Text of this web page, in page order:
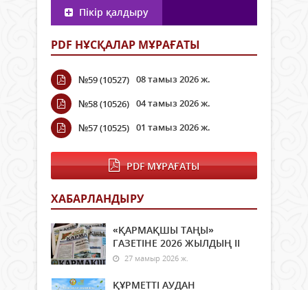
Пікір қалдыру
PDF НҰСҚАЛАР МҰРАҒАТЫ
№59 (10527) 08 тамыз 2026 ж.
№58 (10526) 04 тамыз 2026 ж.
№57 (10525) 01 тамыз 2026 ж.
PDF МҰРАҒАТЫ
ХАБАРЛАНДЫРУ
«ҚАРМАҚШЫ ТАҢЫ»
ГАЗЕТІНЕ 2026 ЖЫЛДЫҢ ІI
27 мамыр 2026 ж.
ҚҰРМЕТТІ АУДАН